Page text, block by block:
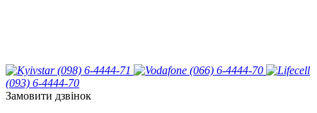
(098) 6-4444-71
(066) 6-4444-70
(093) 6-4444-70
Замовити дзвінок